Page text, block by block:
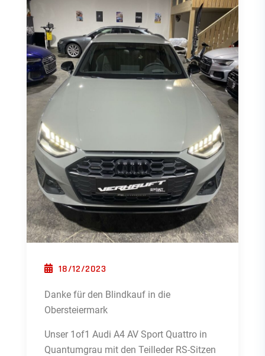
POSTED ON
18/12/2023
Danke für den Blindkauf in die
Obersteiermark
Unser 1of1 Audi A4 AV Sport Quattro in
Quantumgrau mit den Teilleder RS-Sitzen